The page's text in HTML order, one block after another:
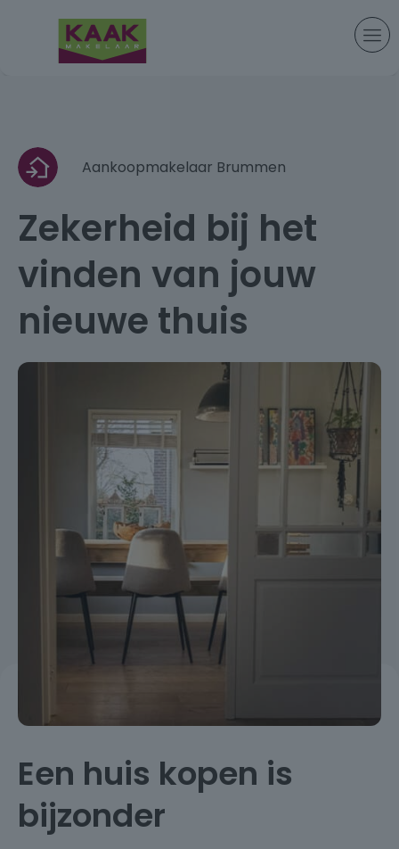
Aankoopmakelaar Brummen
Zekerheid bij het
vinden van jouw
nieuwe thuis
Een huis kopen is
bijzonder